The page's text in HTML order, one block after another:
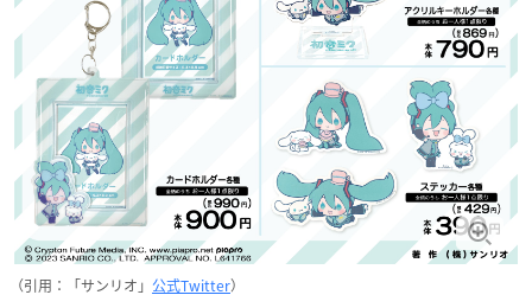
（引用：「サンリオ」 公式Twitter）